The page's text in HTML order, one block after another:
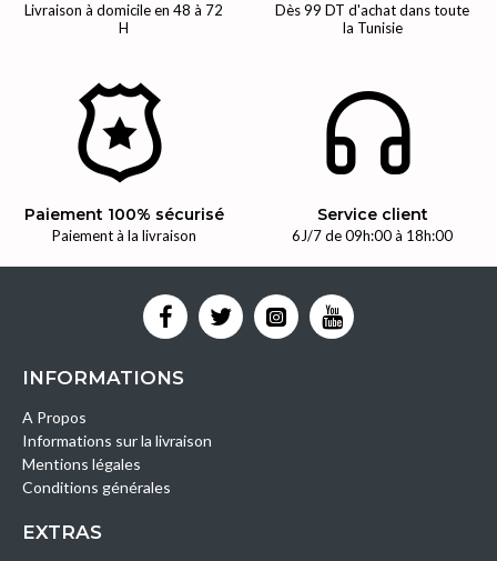
Livraison à domicile en 48 à 72
H
Dès 99 DT d'achat dans toute
la Tunisie
Paiement 100% sécurisé
Paiement à la livraison
Service client
6J/7 de 09h:00 à 18h:00
INFORMATIONS
A Propos
Informations sur la livraison
Mentions légales
Conditions générales
EXTRAS